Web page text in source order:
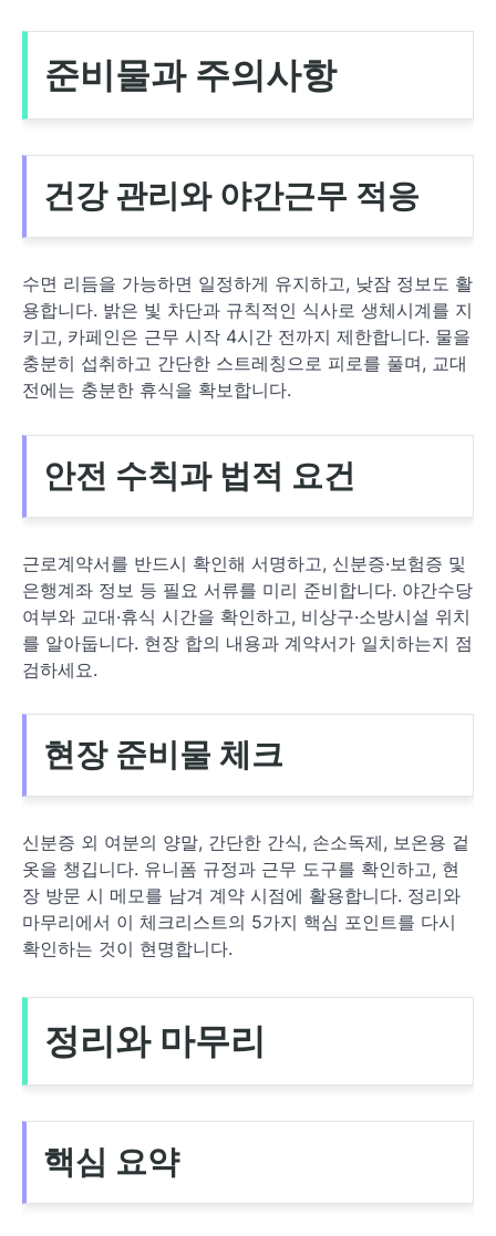
준비물과 주의사항
건강 관리와 야간근무 적응
수면 리듬을 가능하면 일정하게 유지하고, 낮잠 정보도 활
용합니다. 밝은 빛 차단과 규칙적인 식사로 생체시계를 지
키고, 카페인은 근무 시작 4시간 전까지 제한합니다. 물을
충분히 섭취하고 간단한 스트레칭으로 피로를 풀며, 교대
전에는 충분한 휴식을 확보합니다.
안전 수칙과 법적 요건
근로계약서를 반드시 확인해 서명하고, 신분증·보험증 및
은행계좌 정보 등 필요 서류를 미리 준비합니다. 야간수당
여부와 교대·휴식 시간을 확인하고, 비상구·소방시설 위치
를 알아둡니다. 현장 합의 내용과 계약서가 일치하는지 점
검하세요.
현장 준비물 체크
신분증 외 여분의 양말, 간단한 간식, 손소독제, 보온용 겉
옷을 챙깁니다. 유니폼 규정과 근무 도구를 확인하고, 현
장 방문 시 메모를 남겨 계약 시점에 활용합니다. 정리와
마무리에서 이 체크리스트의 5가지 핵심 포인트를 다시
확인하는 것이 현명합니다.
정리와 마무리
핵심 요약